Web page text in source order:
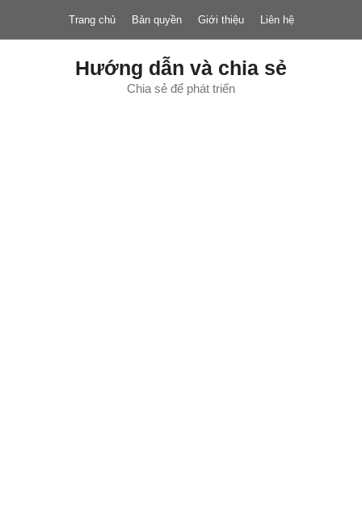
nội
Trang chủ Bản quyền Giới thiệu Liên hệ
Hướng dẫn và chia sẻ
Chia sẻ để phát triển